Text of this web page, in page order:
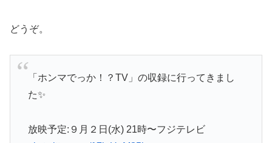
どうぞ。
「ホンマでっか！？TV」の収録に行ってきまし
た✨
放映予定:９月２日(水) 21時〜フジテレビ